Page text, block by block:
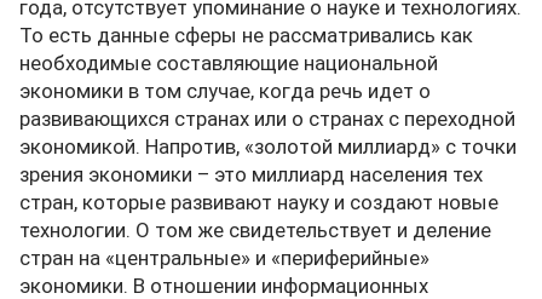
года, отсутствует упоминание о науке и технологиях.
То есть данные сферы не рассматривались как
необходимые составляющие национальной
экономики в том случае, когда речь идет о
развивающихся странах или о странах с переходной
экономикой. Напротив, «золотой миллиард» с точки
зрения экономики – это миллиард населения тех
стран, которые развивают науку и создают новые
технологии. О том же свидетельствует и деление
стран на «центральные» и «периферийные»
экономики. В отношении информационных